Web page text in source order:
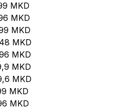
MKD
MKD
MKD
MKD
MKD
MKD
MKD
MKD
MKD